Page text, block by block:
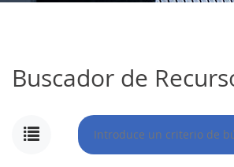
CUENTA
Buscador de